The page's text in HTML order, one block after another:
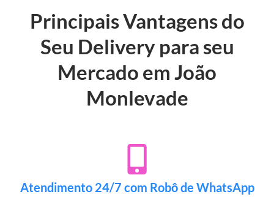
Principais Vantagens do
Seu Delivery para seu
Mercado em João
Monlevade
Atendimento 24/7 com Robô de WhatsApp